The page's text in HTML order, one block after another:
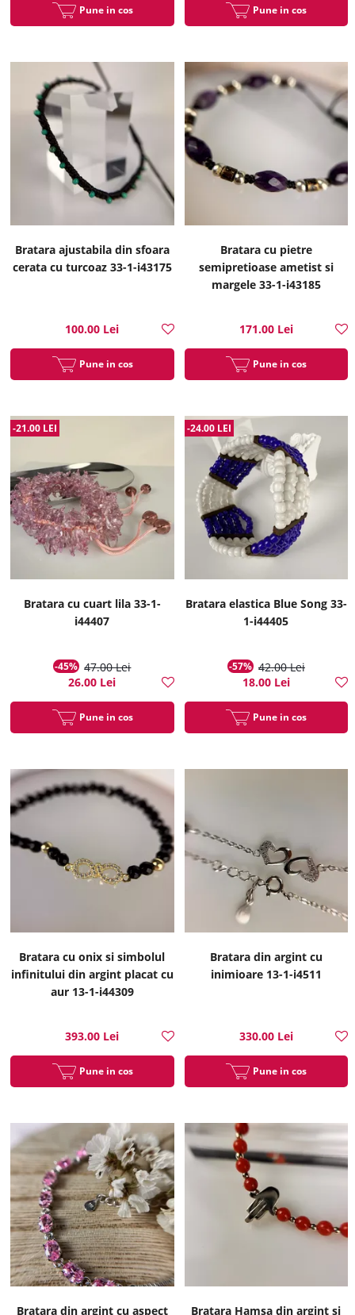
Pune in cos Pune in cos
Bratara ajustabila din sfoara
cerata cu turcoaz 33-1-i43175
100.00 Lei
Pune in cos
Bratara cu pietre
semipretioase ametist si
margele 33-1-i43185
171.00 Lei
Pune in cos
Bratara cu cuart lila 33-1-
i44407
-45% 47.00 Lei
-21.00 LEI
26.00 Lei
Pune in cos
Bratara elastica Blue Song 33-
1-i44405
-57% 42.00 Lei
-24.00 LEI
18.00 Lei
Pune in cos
Bratara cu onix si simbolul
infinitului din argint placat cu
aur 13-1-i44309
393.00 Lei
Pune in cos
Bratara din argint cu
inimioare 13-1-i4511
330.00 Lei
Pune in cos
Bratara din argint cu aspect Bratara Hamsa din argint si